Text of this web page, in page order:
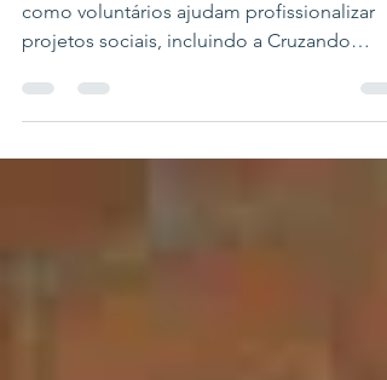
como voluntários ajudam profissionalizar
projetos sociais, incluindo a Cruzando